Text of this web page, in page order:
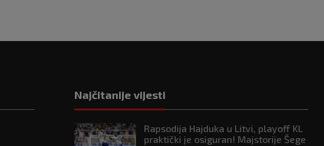
Najčitanije vijesti
Rapsodija Hajduka u Litvi, playoff KL
praktički je osiguran! Majstorije Šege